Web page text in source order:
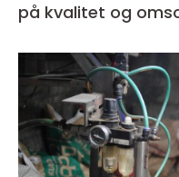
på kvalitet og